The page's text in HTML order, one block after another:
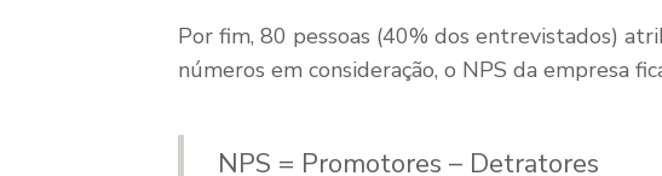
Por fim, 80 pessoas (40% dos entrevistados)
números em consideração, o NPS da empresa
NPS = Promotores – Detratores